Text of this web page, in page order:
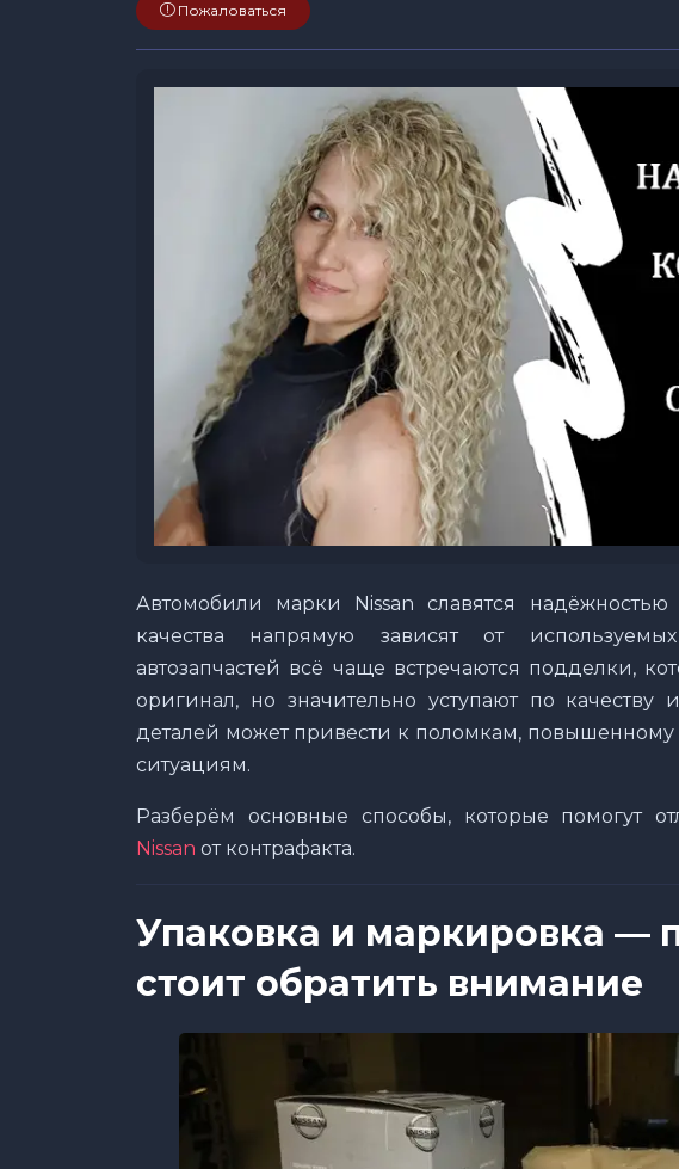
Пожаловаться
Автомобили марки Nissan славятся
качества напрямую зависят от
автозапчастей всё чаще встречаются подделки,
оригинал, но значительно уступают по качеству
деталей может привести к поломкам,
ситуациям.
Разберём основные способы, которые помогут
Nissan от контрафакта.
Упаковка и маркировка —
стоит обратить внимание